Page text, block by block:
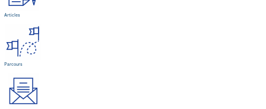
Articles
Parcours